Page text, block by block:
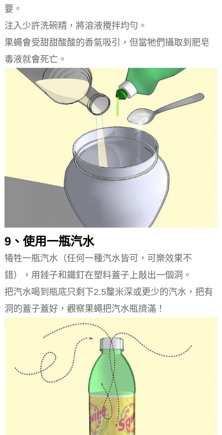
要。
注入少許洗碗精，將溶液攪拌均勻。
果蠅會受甜甜酸酸的香氣吸引，但當牠們攝取到肥皂
毒液就會死亡。
9、使用一瓶汽水
犧牲一瓶汽水（任何一種汽水皆可，可樂效果不
錯），用錘子和鐵釘在塑料蓋子上敲出一個洞。
把汽水喝到瓶底只剩下2.5釐米深或更少的汽水，把有
洞的蓋子蓋好，觀察果蠅把汽水瓶擠滿！